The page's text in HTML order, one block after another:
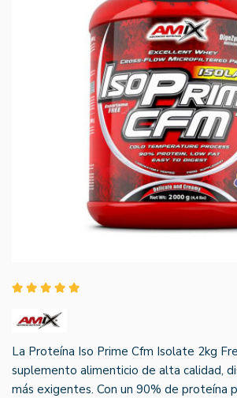
La Proteína Iso Prime Cfm Isolate 2kg
suplemento alimenticio de alta calidad,
más exigentes. Con un 90% de proteína